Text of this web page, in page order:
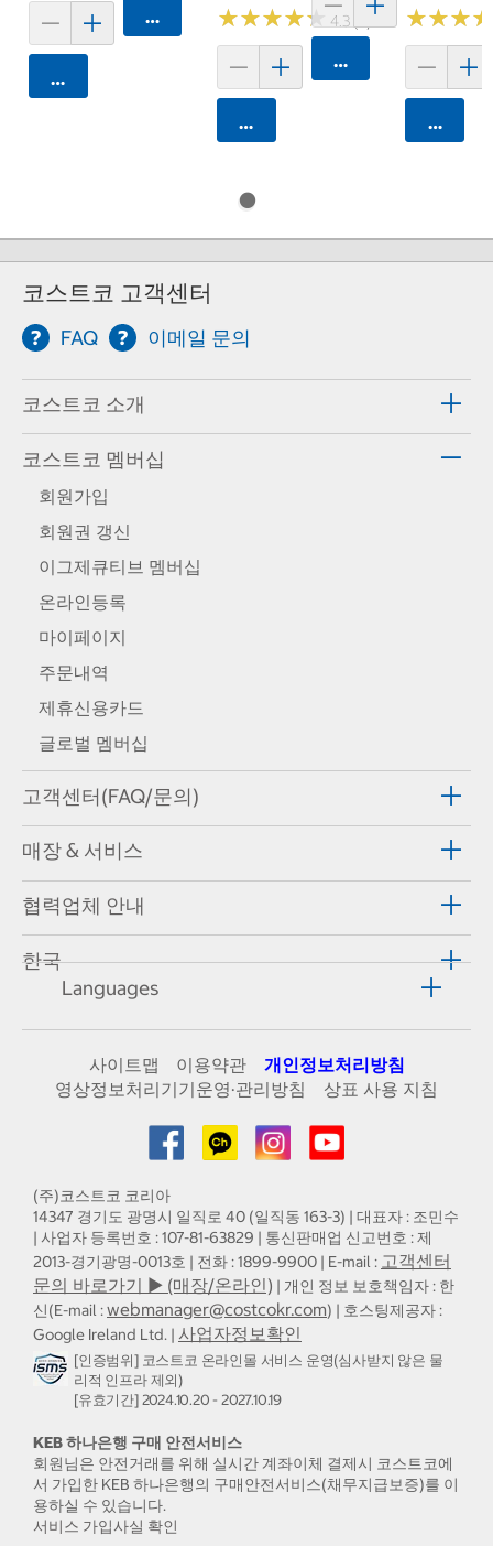
카트에 담기
카트에 담기
★★★★★
★★★★★ 4.3 (9)
카트에 담기
카트에 담기
★★★
★★★
카트에
코스트코 고객센터
FAQ 이메일 문의
코스트코 소개
코스트코 멤버십
회원가입
회원권 갱신
이그제큐티브 멤버십
온라인등록
마이페이지
주문내역
제휴신용카드
글로벌 멤버십
고객센터(FAQ/문의)
매장 & 서비스
협력업체 안내
한국
Languages
사이트맵 이용약관
개인정보처리방침
영상정보처리기기운영·관리방침
상표 사용 지침
(주)코스트코 코리아
14347 경기도 광명시 일직로 40 (일직동 163-3) | 대표자 : 조민수
| 사업자 등록번호 : 107-81-63829 | 통신판매업 신고번호 : 제
2013-경기광명-0013호 | 전화 : 1899-9900 | E-mail : 고객센터
문의 바로가기 ▶ (매장/온라인) | 개인 정보 보호책임자 : 한
신(E-mail :webmanager@costcokr.com) | 호스팅제공자 :
Google Ireland Ltd. | 사업자정보확인
[인증범위] 코스트코 온라인몰 서비스 운영(심사받지 않은 물
리적 인프라 제외)
[유효기간] 2024.10.20 - 2027.10.19
KEB 하나은행 구매 안전서비스
회원님은 안전거래를 위해 실시간 계좌이체 결제시 코스트코에
서 가입한 KEB 하나은행의 구매안전서비스(채무지급보증)를 이
용하실 수 있습니다.
서비스 가입사실 확인